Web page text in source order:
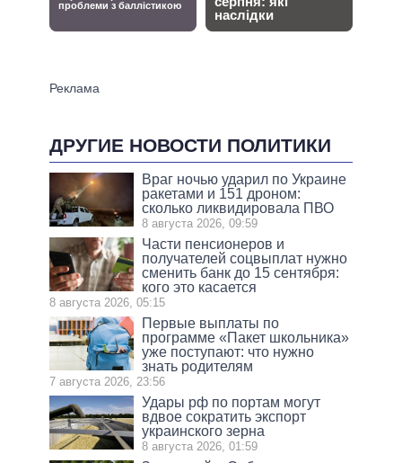
ДРУГИЕ НОВОСТИ ПОЛИТИКИ
Враг ночью ударил по Украине
ракетами и 151 дроном:
сколько ликвидировала ПВО
8 августа 2026, 09:59
Части пенсионеров и
получателей соцвыплат нужно
сменить банк до 15 сентября:
кого это касается
8 августа 2026, 05:15
Первые выплаты по
программе «Пакет школьника»
уже поступают: что нужно
знать родителям
7 августа 2026, 23:56
Удары рф по портам могут
вдвое сократить экспорт
украинского зерна
8 августа 2026, 01:59